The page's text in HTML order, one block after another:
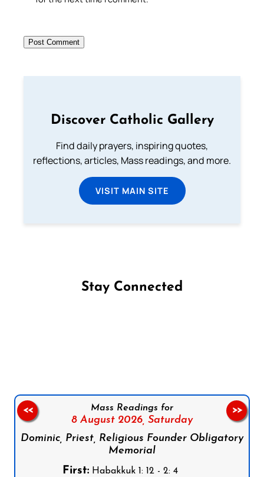
Discover Catholic Gallery
Find daily prayers, inspiring quotes,
reflections, articles, Mass readings, and more.
VISIT MAIN SITE
Stay Connected
Mass Readings for
8 August 2026, Saturday
Dominic, Priest, Religious Founder Obligatory
Memorial
First:Habakkuk 1: 12 - 2: 4
<< >>